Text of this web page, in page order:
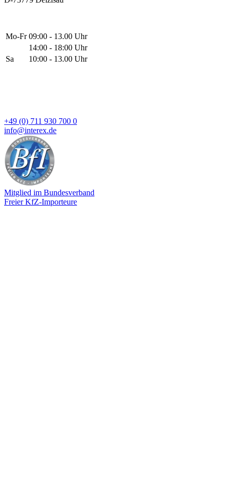
Mo-Fr 09:00 - 13.00 Uhr
14:00 - 18:00 Uhr
Sa
10:00 - 13.00 Uhr
+49 (0) 711 930 700 0
info@interex.de
Mitglied im Bundesverband
Freier KfZ-Importeure